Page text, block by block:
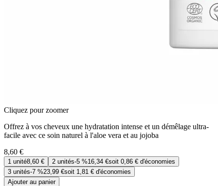
Cliquez pour zoomer
Offrez à vos cheveux une hydratation intense et un démêlage ultra-
facile avec ce soin naturel à l'aloe vera et au jojoba
8,60 €
1 unité8,60 € 2 unités-5 %16,34 €soit 0,86 € d'économies
3 unités-7 %23,99 €soit 1,81 € d'économies
Ajouter au panier